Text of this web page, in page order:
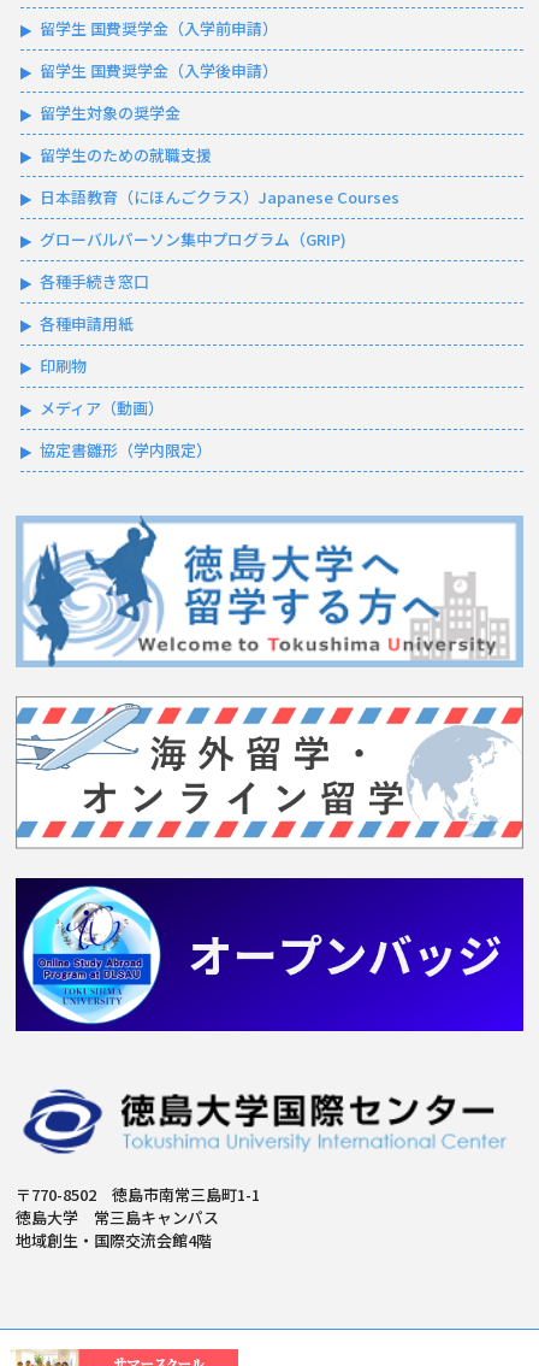
留学生 国費奨学金（入学前申請）
留学生 国費奨学金（入学後申請）
留学生対象の奨学金
留学生のための就職支援
日本語教育（にほんごクラス）Japanese Courses
グローバルパーソン集中プログラム（GRIP)
各種手続き窓口
各種申請用紙
印刷物
メディア（動画）
協定書雛形（学内限定）
〒770-8502 徳島市南常三島町1-1
徳島大学 常三島キャンパス
地域創生・国際交流会館4階